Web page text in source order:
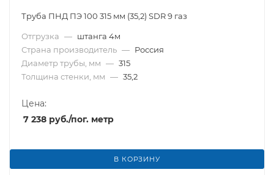
Труба ПНД ПЭ 100 315 мм (35,2) SDR 9 газ
Отгрузка — штанга 4м
Страна производитель — Россия
Диаметр трубы, мм — 315
Толщина стенки, мм — 35,2
Цена:
7 238 руб./пог. метр
В КОРЗИНУ